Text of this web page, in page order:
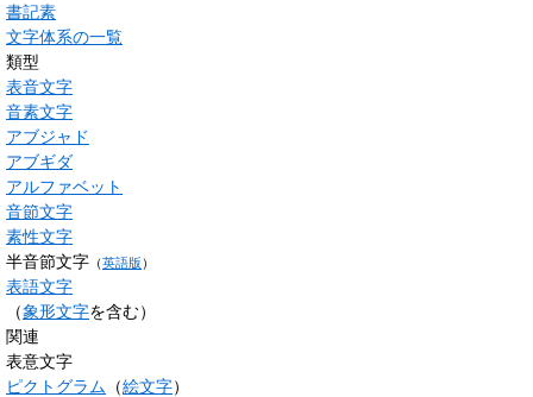
書記素
文字体系の一覧
類型
表音文字
音素文字
アブジャド
アブギダ
アルファベット
音節文字
素性文字
半音節文字 （英語版）
表語文字
（象形文字を含む）
関連
表意文字
ピクトグラム （絵文字）